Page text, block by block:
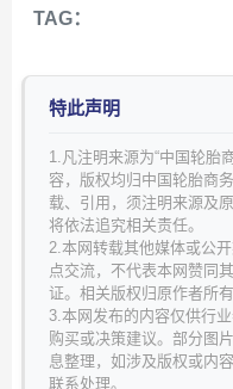
TAG：
特此声明
1.凡注明来源为“中国轮胎
容，版权均归中国轮胎商
载、引用，须注明来源及
将依法追究相关责任。
2.本网转载其他媒体或公
点交流，不代表本网赞同
证。相关版权归原作者所
3.本网发布的内容仅供行
购买或决策建议。部分图
息整理，如涉及版权或内
联系处理。